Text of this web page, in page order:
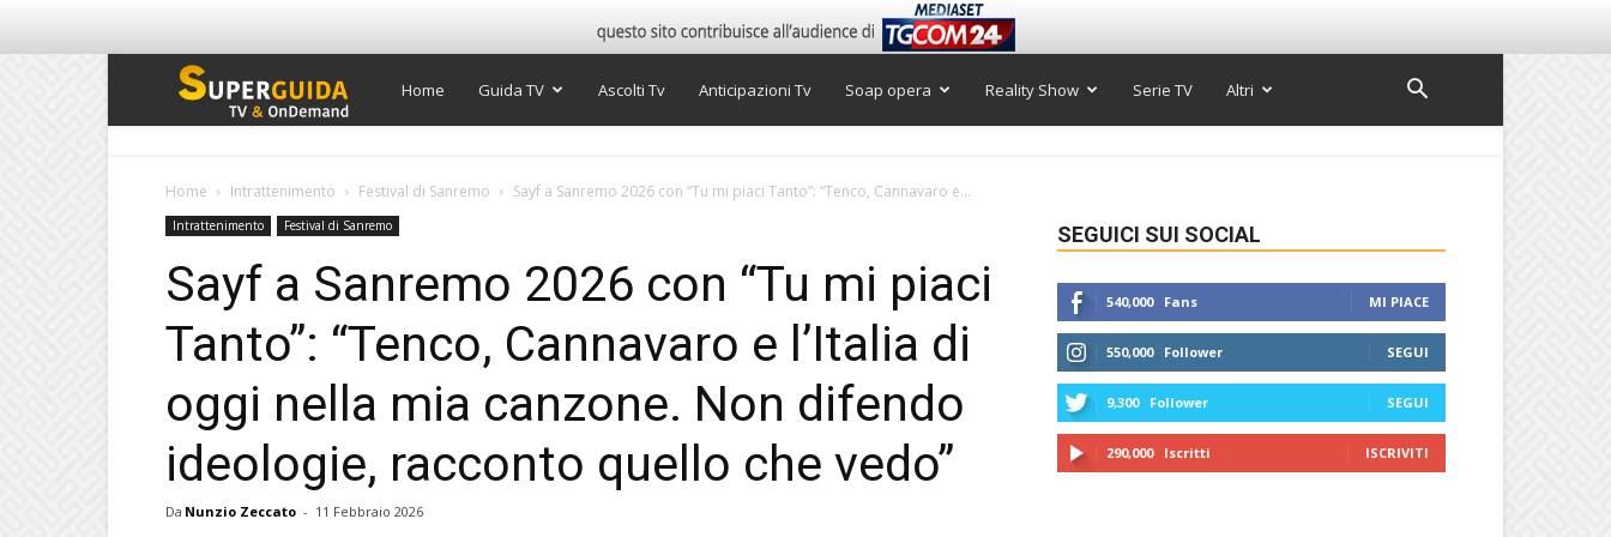
Super
TV
Home Guida TV Ascolti Tv Anticipazioni Tv Soap opera Reality Show Serie TV Altri
Home Intrattenimento Festival di Sanremo Sayf a Sanremo 2026 con “Tu mi piaci Tanto”: “Tenco, Cannavaro e...
Intrattenimento Festival di Sanremo
Sayf a Sanremo 2026 con “Tu mi piaci
Tanto”: “Tenco, Cannavaro e l’Italia di
oggi nella mia canzone. Non difendo
ideologie, racconto quello che vedo”
Da Nunzio Zeccato - 11 Febbraio 2026
SEGUICI SUI SOCIAL
540,000 Fans MI PIACE
550,000 Follower SEGUI
9,300 Follower SEGUI
290,000 Iscritti ISCRIVITI